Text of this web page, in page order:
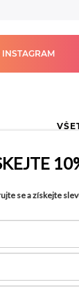
Ako
se a získejte